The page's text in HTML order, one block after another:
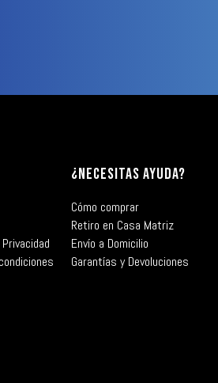
¿NECESITAS AYUDA?
Cómo comprar
Retiro en Casa Matriz
Envío a Domicilio
Garantías y Devoluciones